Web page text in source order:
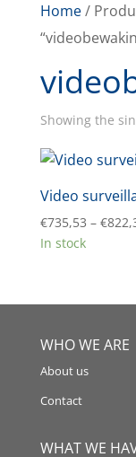
Home/
Showing the
Video
€735,53 – €
In stock
WHO WE ARE
About us
Contact
WHAT WE